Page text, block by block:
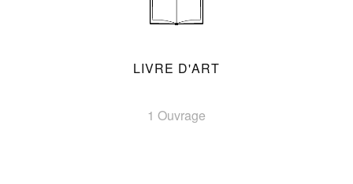
LIVRE D'ART
1 Ouvrage